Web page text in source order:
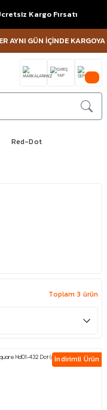
Kargo Fırsatı
GÜN İÇİNDE KARGOYA
Red-Dot
Toplam 3 ürün
İndirimli Ürün